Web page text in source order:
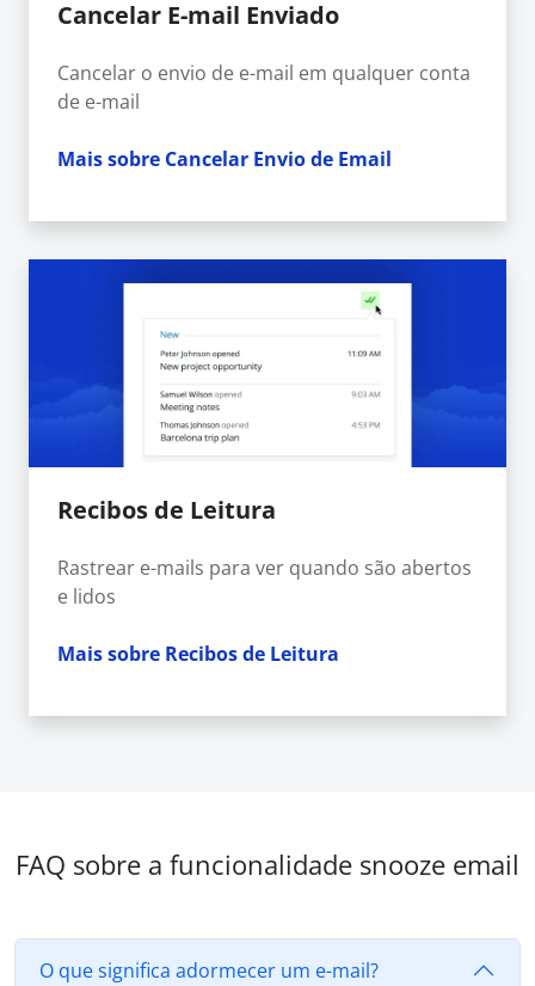
Cancelar E-mail Enviado
Cancelar o envio de e-mail em qualquer conta
de e-mail
Mais sobre Cancelar Envio de Email
Recibos de Leitura
Rastrear e-mails para ver quando são abertos
e lidos
Mais sobre Recibos de Leitura
FAQ sobre a funcionalidade snooze email
O que significa adormecer um e-mail?